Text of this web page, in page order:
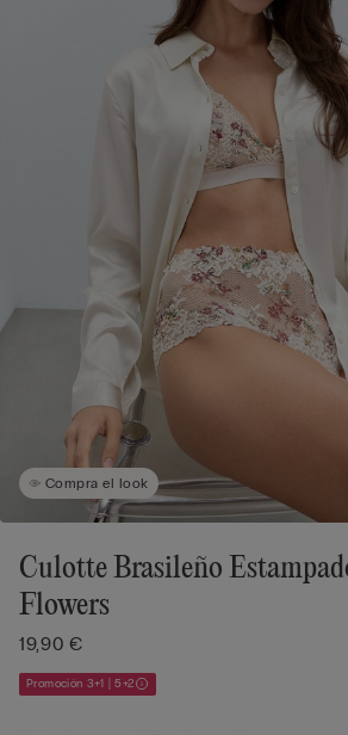
Compra el look
Culotte Brasileño
Flowers
19,90 €
Promoción 3+1 | 5+2